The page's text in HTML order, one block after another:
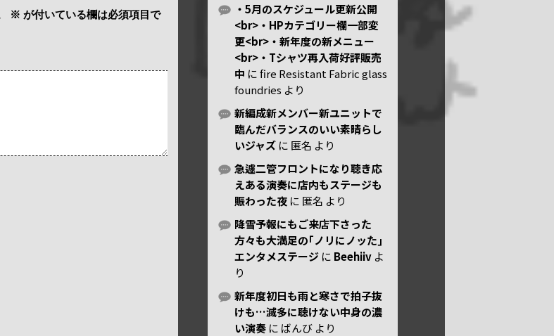
※ が付いている欄は必須項目で
・5月のスケジュール更新公開
<br>・HPカテゴリー欄一部変
更<br>・新年度の新メニュー
<br>・Tシャツ再入荷好評販売
中 にfire Resistant Fabric glass
foundries より
新編成新メンバー新ユニットで
臨んだバランスのいい素晴らし
いジャズ に 匿名 より
急遽二管フロントになり聴き応
えある演奏に店内もステージも
賑わった夜 に 匿名 より
降雪予報にもご来店下さった
方々も大満足の｢ノリにノッた｣
エンタメステージ に Beehiiv よ
り
新年度初日も雨と寒さで拍子抜
けも…滅多に聴けない中身の濃
い演奏 に ばんび より